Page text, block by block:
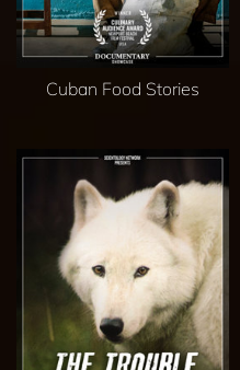
Cuban Food Stories